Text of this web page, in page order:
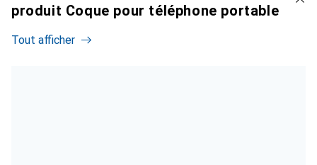
produit Coque pour téléphone portable
Tout afficher